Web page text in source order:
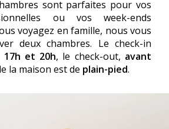
sont parfaites pour vos
ou vos week-ends
voyagez en famille, nous vous
deux chambres. Le check-in
et 20h, le check-out, avant
la maison est de plain-pied.